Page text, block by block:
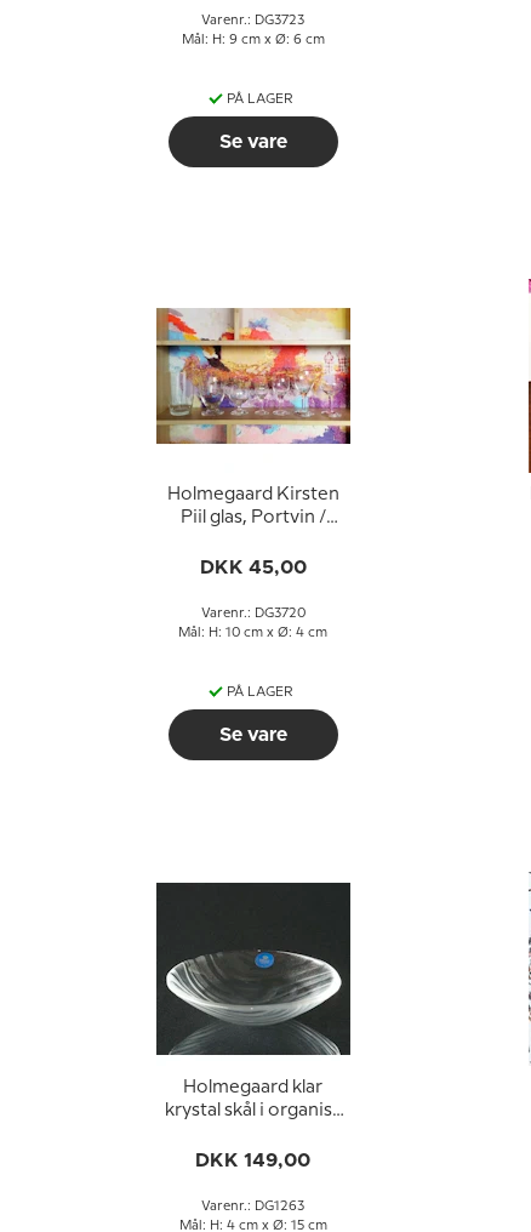
Varenr.: DG3723
Mål: H: 9 cm x Ø: 6 cm
PÅ LAGER
Se vare
Holmegaard Kirsten
Piil glas, Portvin /
DKK 45,00
Varenr.: DG3720
Mål: H: 10 cm x Ø: 4 cm
PÅ LAGER
Se vare
Holmegaard klar
krystal skål i organisk
DKK 149,00
Varenr.: DG1263
Mål: H: 4 cm x Ø: 15 cm